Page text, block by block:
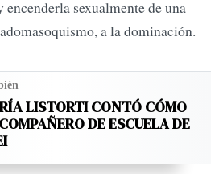
encenderla sexualmente de una
a la dominación.
LISTORTI CONTÓ CÓMO
DE ESCUELA DE